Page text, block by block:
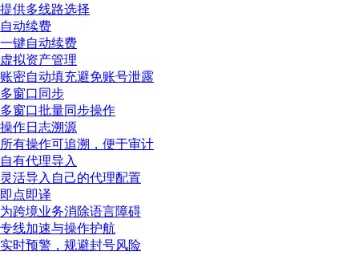
提供多线路选择
自动续费
一键自动续费
虚拟资产管理
账密自动填充避免账号泄露
多窗口同步
多窗口批量同步操作
操作日志溯源
所有操作可追溯，便于审计
自有代理导入
灵活导入自己的代理配置
即点即译
为跨境业务消除语言障碍
专线加速与操作护航
实时预警，规避封号风险